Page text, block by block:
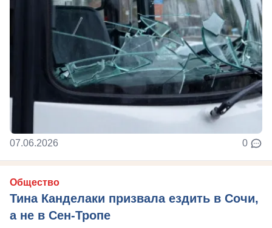
07.06.2026 0
Общество
Тина Канделаки призвала ездить в Сочи,
а не в Сен-Тропе